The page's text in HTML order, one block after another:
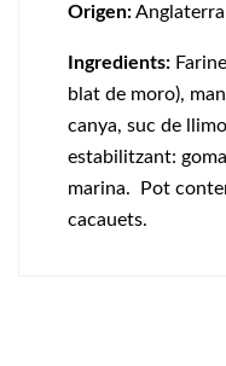
Origen:Anglaterra
Ingredients:
blat de moro),
canya, suc de
estabilitzant:
marina. Pot
cacauets.